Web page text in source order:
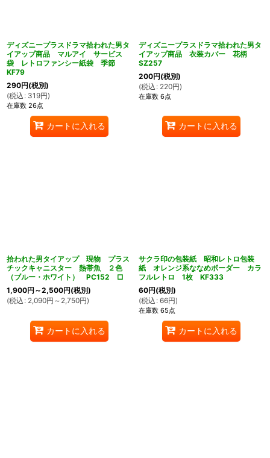
ディズニープラスドラマ拾われた男タ
イアップ商品 マルアイ サービス
袋 レトロファンシー紙袋 季節
KF79
290円(税別)
(税込 : 319円)
在庫数 26点
カートに入れる
ディズニープラスドラマ拾われた男タ
イアップ商品 衣装カバー 花柄
SZ257
200円(税別)
(税込 : 220円)
在庫数 6点
カートに入れる
拾われた男タイアップ 現物 プラス
チックキャニスター 熱帯魚 ２色
（ブルー・ホワイト） PC152 □
1,900円 ～2,500円(税別)
(税込 : 2,090円 ～2,750円)
カートに入れる
サクラ印の包装紙 昭和レトロ包装
紙 オレンジ系ななめボーダー カラ
フルレトロ 1枚 KF333
60円(税別)
(税込 : 66円)
在庫数 65点
カートに入れる